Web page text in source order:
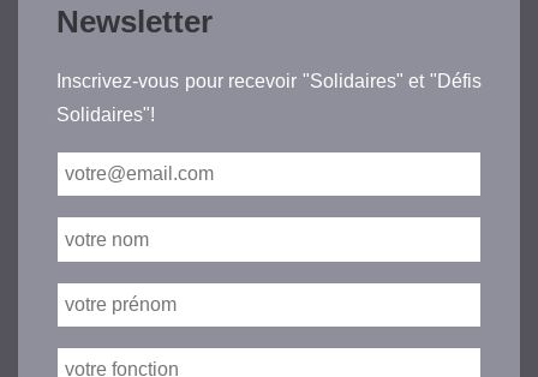
Newsletter
Inscrivez-vous pour recevoir "Solidaires" et "Défis
Solidaires"!